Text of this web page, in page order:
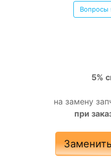
Вопросы
5%
на замену
при